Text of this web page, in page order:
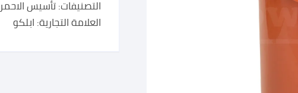
التصنيفات:تأسيس الاحمر
العلامة التجارية:ابلكو